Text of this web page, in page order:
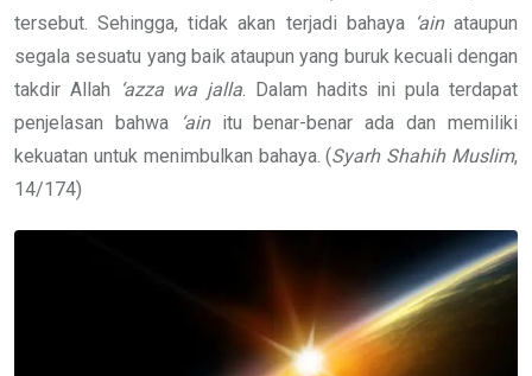
tersebut. Sehingga, tidak akan terjadi bahaya ‘ainataupun
segala sesuatu yang baik ataupun yang buruk kecuali dengan
takdir Allah
‘azza wa jalla. Dalam hadits ini pula terdapat
penjelasan bahwa
‘ainitu benar-benar ada dan memiliki
kekuatan untuk menimbulkan bahaya. (Syarh Shahih Muslim,
14/174)